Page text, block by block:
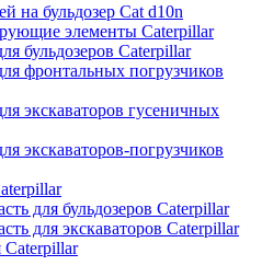
на бульдозер Сat d10n
элементы Caterpillar
бульдозеров Caterpillar
фронтальных погрузчиков
экскаваторов гусеничных
экскаваторов-погрузчиков
для бульдозеров Caterpillar
для экскаваторов Caterpillar
Caterpillar